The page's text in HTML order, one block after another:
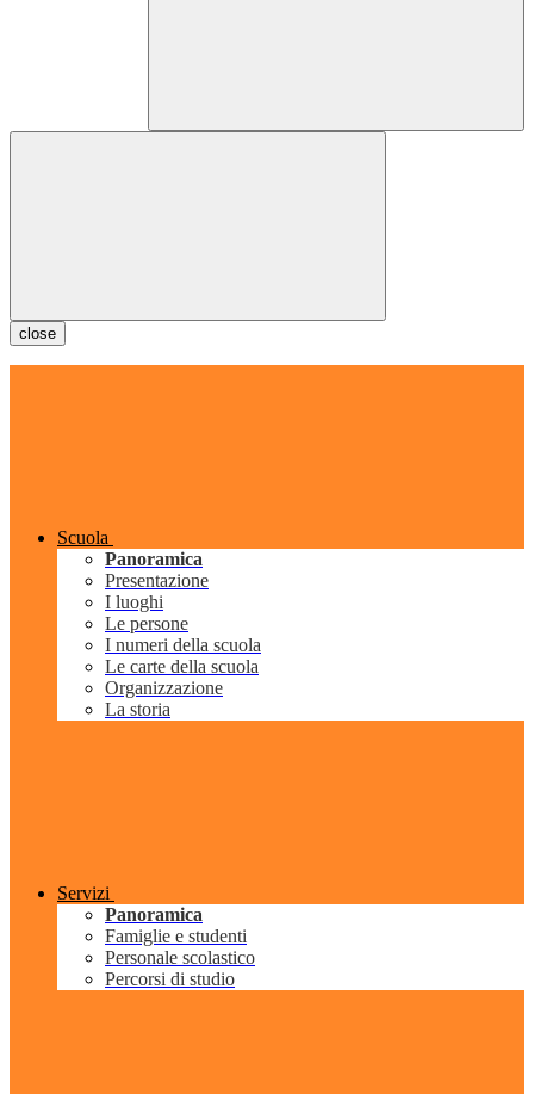
close
Scuola
Panoramica
Presentazione
I luoghi
Le persone
I numeri della scuola
Le carte della scuola
Organizzazione
La storia
Servizi
Panoramica
Famiglie e studenti
Personale scolastico
Percorsi di studio